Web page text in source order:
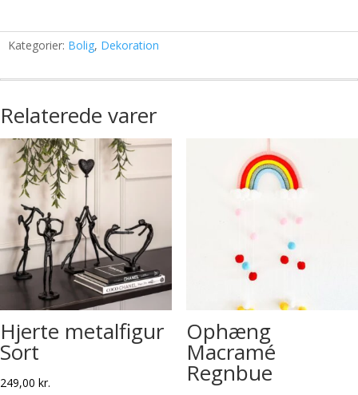
Kategorier: Bolig, Dekoration
Relaterede varer
Hjerte metalfigur
Sort
249,00 kr.
Ophæng
Macramé
Regnbue